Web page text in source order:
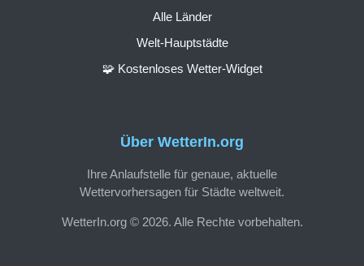
Über WetterIn.org
Ihre Anlaufstelle für genaue, aktuelle
Wettervorhersagen für Städte weltweit.
WetterIn.org © 2026. Alle Rechte vorbehalten.
Alle Länder
Welt-Hauptstädte
🧩 Kostenloses Wetter-Widget